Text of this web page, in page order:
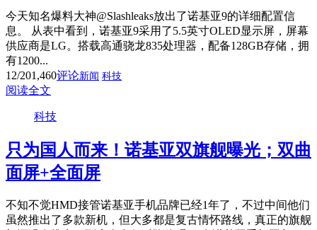
今天知名爆料大神@Slashleaks放出了诺基亚9的详细配置信
息。 从表中看到，诺基亚9采用了5.5英寸OLED显示屏，屏幕
供应商是LG。搭载高通骁龙835处理器，配备128GB存储，拥
有1200...
12/201,460评论新闻 科技
阅读全文
科技
只为国人而来！诺基亚双旗舰曝光；双曲
面屏+全面屏
不知不觉HMD接管诺基亚手机品牌已经1年了，不过中间他们
虽然推出了多款新机，但大多都是复古情怀路线，真正的旗舰